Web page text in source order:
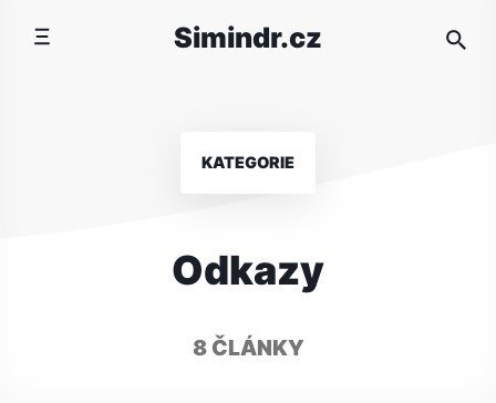
Simindr.cz
KATEGORIE
Odkazy
8 ČLÁNKY